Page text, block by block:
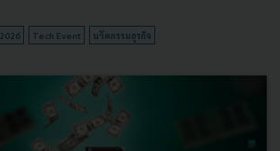
Tech Event นวัตกรรมธุรกิจ